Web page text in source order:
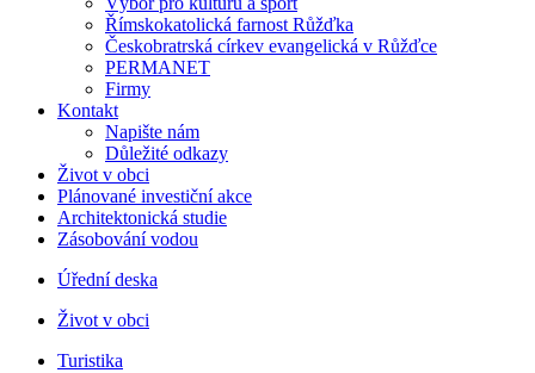
Římskokatolická farnost Růžďka
Českobratrská církev evangelická v Růžďce
PERMANET
Firmy
Kontakt
Napište nám
Důležité odkazy
Život v obci
Plánované investiční akce
Architektonická studie
Zásobování vodou
Úřední deska
Život v obci
Turistika